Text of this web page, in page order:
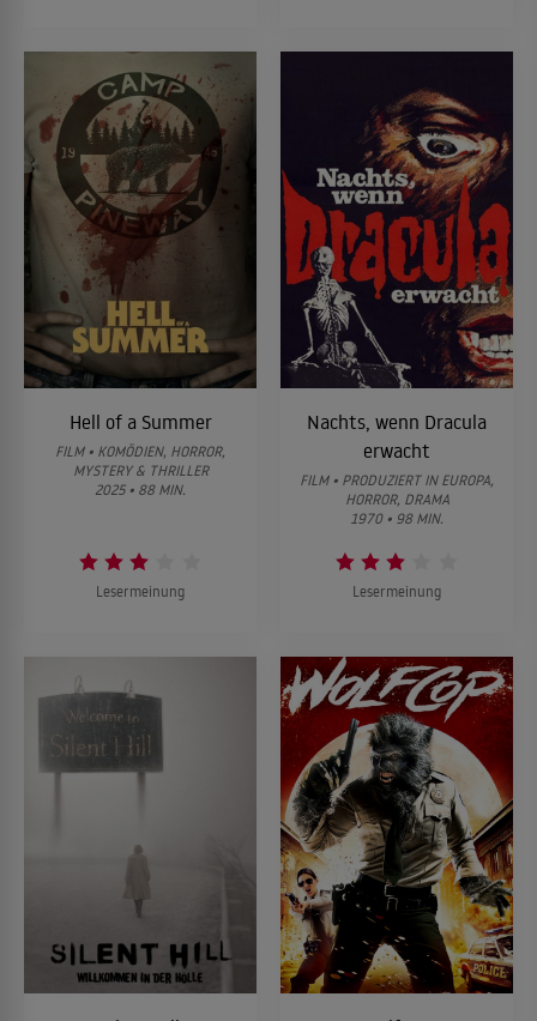
Hell of a Summer
FILM • KOMÖDIEN, HORROR,
MYSTERY & THRILLER
2025 • 88 MIN.
Lesermeinung
Nachts, wenn Dracula
erwacht
FILM • PRODUZIERT IN EUROPA,
HORROR, DRAMA
1970 • 98 MIN.
Lesermeinung